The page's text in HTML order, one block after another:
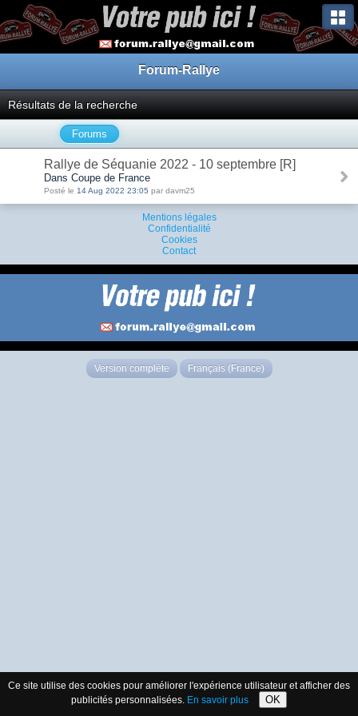
Forum-Rallye
Résultats de la recherche
Forums
Rallye de Séquanie 2022 - 10 septembre [R]
Dans Coupe de France
Posté le 14 Aug 2022 23:05 par davm25
Mentions légales
Confidentialité
Cookies
Contact
Version complète Français (France)
Ce site utilise des cookies pour améliorer l'expérience utilisateur et afficher des
publicités personnalisées. En savoir plus OK